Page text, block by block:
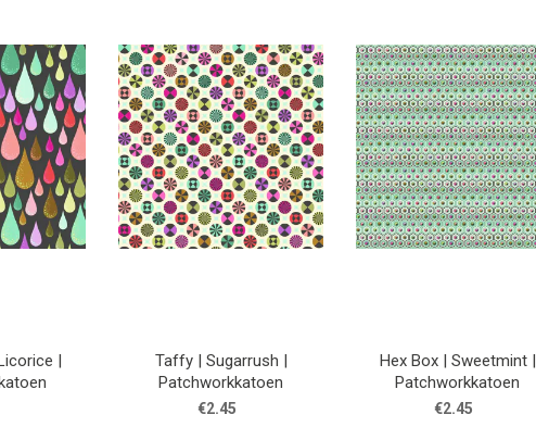
|
Taffy | Sugarrush |
Patchworkkatoen
€2.45
Hex Box | Sweetmint |
Patchworkkatoen
€2.45